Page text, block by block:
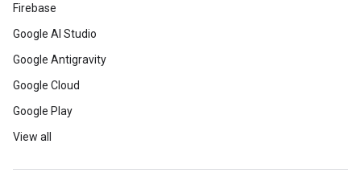
Firebase
Google AI Studio
Google Antigravity
Google Cloud
Google Play
View all